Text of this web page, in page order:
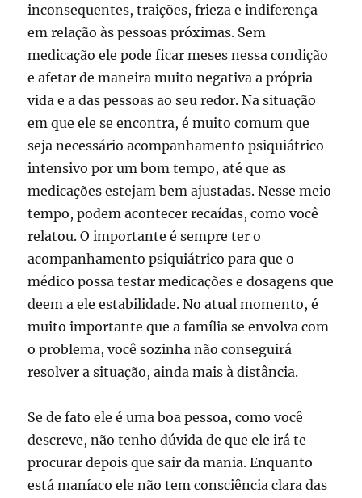
inconsequentes, traições, frieza e indiferença
em relação às pessoas próximas. Sem
medicação ele pode ficar meses nessa condição
e afetar de maneira muito negativa a própria
vida e a das pessoas ao seu redor. Na situação
em que ele se encontra, é muito comum que
seja necessário acompanhamento psiquiátrico
intensivo por um bom tempo, até que as
medicações estejam bem ajustadas. Nesse meio
tempo, podem acontecer recaídas, como você
relatou. O importante é sempre ter o
acompanhamento psiquiátrico para que o
médico possa testar medicações e dosagens que
deem a ele estabilidade. No atual momento, é
muito importante que a família se envolva com
o problema, você sozinha não conseguirá
resolver a situação, ainda mais à distância.
Se de fato ele é uma boa pessoa, como você
descreve, não tenho dúvida de que ele irá te
procurar depois que sair da mania. Enquanto
está maníaco ele não tem consciência clara das